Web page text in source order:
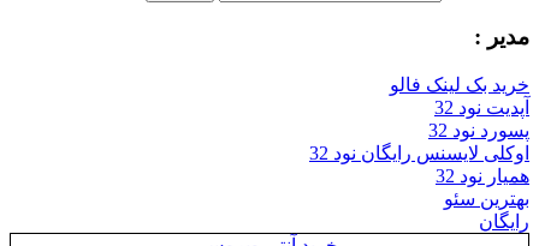
مدیر :
خرید بک لینک فالو
آپدیت نود 32
پسورد نود 32
اوکلی لایسنس رایگان نود 32
همیار نود 32
بهترین سئو
رایگان